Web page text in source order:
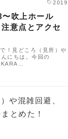
2019
〜吹上ホール
意点とアクセ
！見どころ（見所）や
にちは。今回の